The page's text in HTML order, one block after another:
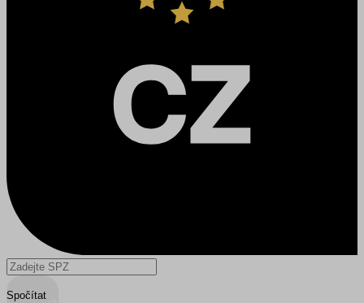
Spočítat